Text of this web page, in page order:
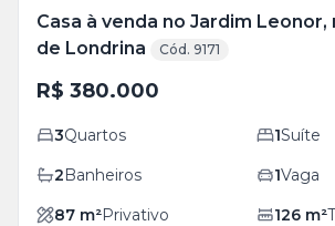
Casa à venda no Jardim
de Londrina
Cód. 9171
R$ 380.000
3Quartos 1Suíte
2Banheiros 1Vaga
87 m²Privativo 126 m²